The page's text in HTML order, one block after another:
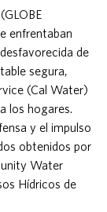
enfrentaban
de
segura,
(Cal Water)
los hogares.
y el impulso
obtenidos por
Water
Hídricos de